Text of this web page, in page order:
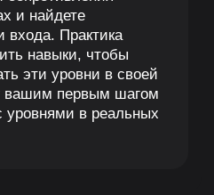
новостях, включая
и удержание
минимизации
в свою пользу.
эффективно